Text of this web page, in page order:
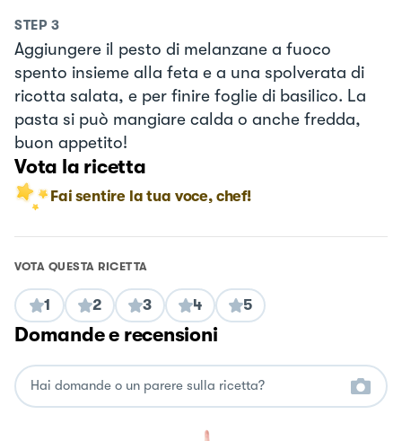
STEP 3
Aggiungere il pesto di melanzane a fuoco
spento insieme alla feta e a una spolverata di
ricotta salata, e per finire foglie di basilico. La
pasta si può mangiare calda o anche fredda,
buon appetito!
Vota la ricetta
Fai sentire la tua voce, chef!
VOTA QUESTA RICETTA
1 2 3 4 5
Domande e recensioni